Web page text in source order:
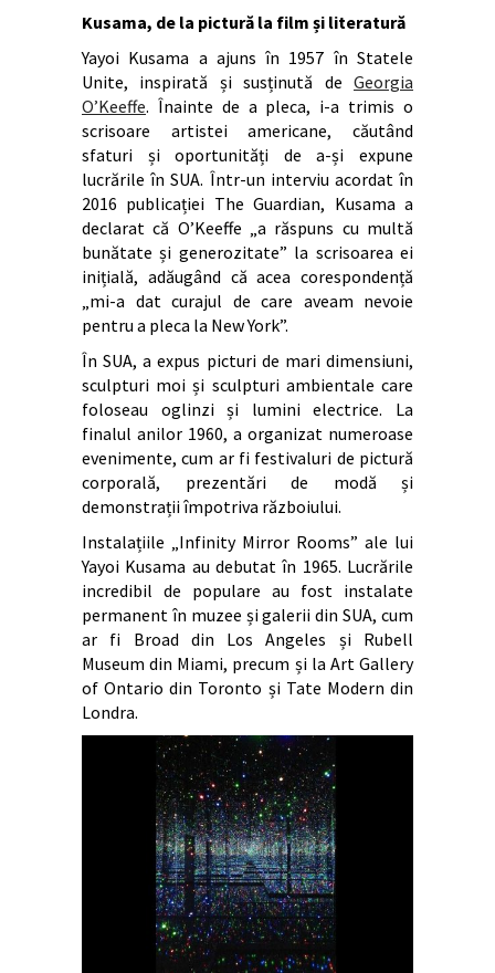
Kusama, de la pictură la film și literatură
Yayoi Kusama a ajuns în 1957 în Statele
Unite, inspirată și susținută de Georgia
O’Keeffe. Înainte de a pleca, i-a trimis o
scrisoare artistei americane, căutând
sfaturi și oportunități de a-și expune
lucrările în SUA. Într-un interviu acordat în
2016 publicației The Guardian, Kusama a
declarat că O’Keeffe „a răspuns cu multă
bunătate și generozitate” la scrisoarea ei
inițială, adăugând că acea corespondență
„mi-a dat curajul de care aveam nevoie
pentru a pleca la New York”.
În SUA, a expus picturi de mari dimensiuni,
sculpturi moi și sculpturi ambientale care
foloseau oglinzi și lumini electrice. La
finalul anilor 1960, a organizat numeroase
evenimente, cum ar fi festivaluri de pictură
corporală, prezentări de modă și
demonstrații împotriva războiului.
Instalațiile „Infinity Mirror Rooms” ale lui
Yayoi Kusama au debutat în 1965. Lucrările
incredibil de populare au fost instalate
permanent în muzee și galerii din SUA, cum
ar fi Broad din Los Angeles și Rubell
Museum din Miami, precum și la Art Gallery
of Ontario din Toronto și Tate Modern din
Londra.